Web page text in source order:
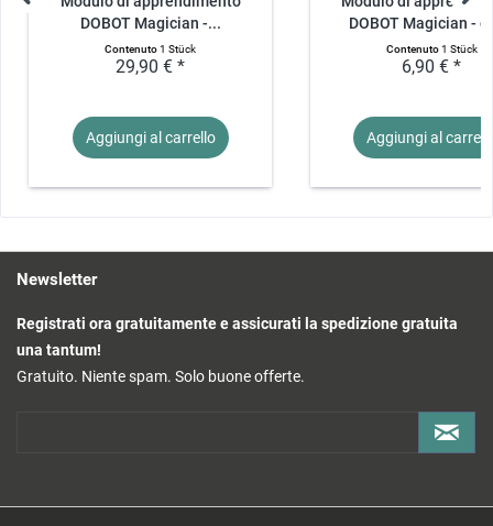
DOBOT Magician -...
Contenuto1 Stück
29,90 € *
Aggiungi al carrello
DOBOT Magician -
Contenuto1 Stück
6,90 € *
Aggiungi al
Newsletter
Registrati ora gratuitamente e assicurati la spedizione gratuita
una tantum!
Gratuito. Niente spam. Solo buone offerte.